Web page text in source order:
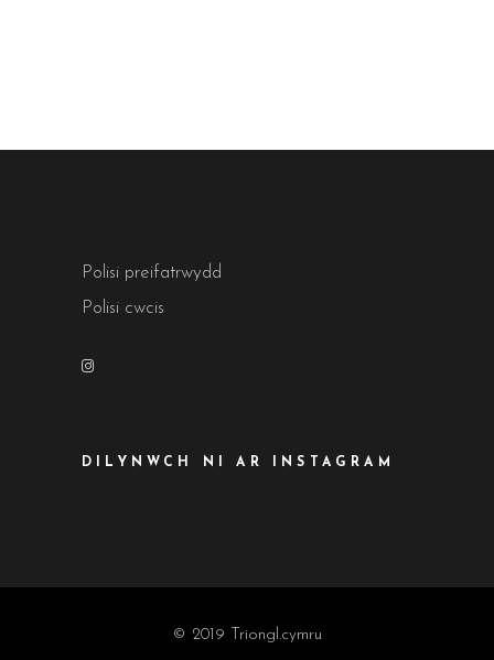
Polisi preifatrwydd
Polisi cwcis
DILYNWCH NI AR INSTAGRAM
© 2019 Triongl.cymru